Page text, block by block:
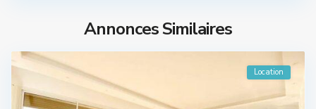
Annonces Similaires
Location